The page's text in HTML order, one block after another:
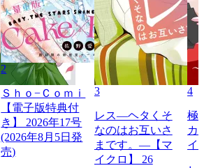
2
Ｓｈｏ−Ｃｏｍｉ
【電子版特典付
き】 2026年17号
(2026年8月5日発
売)
3
レス―ヘタくそ
なのはお互いさ
まです。―【マ
イクロ】 26
4
極
カ
イ